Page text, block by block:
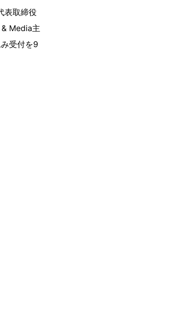
表取締役
Media主
受付を9